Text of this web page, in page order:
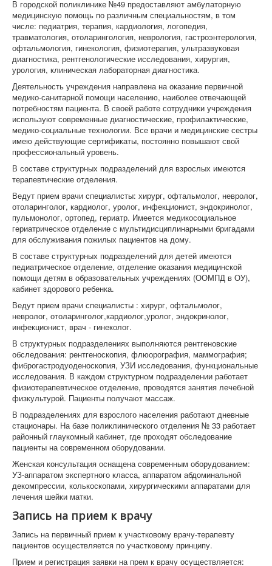
В городской поликлинике №49 предоставляют амбулаторную
медицинскую помощь по различным специальностям, в том
числе: педиатрия, терапия, кардиология, логопедия,
травматология, отоларингология, неврология, гастроэнтерология,
офтальмология, гинекология, физиотерапия, ультразвуковая
диагностика, рентгенологические исследования, хирургия,
урология, клиническая лабораторная диагностика.
Деятельность учреждения направлена на оказание первичной
медико-санитарной помощи населению, наиболее отвечающей
потребностям пациента. В своей работе сотрудники учреждения
используют современные диагностические, профилактические,
медико-социальные технологии. Все врачи и медицинские сестры
имею действующие сертификаты, постоянно повышают свой
профессиональный уровень.
В составе структурных подразделений для взрослых имеются
терапевтические отделения.
Ведут прием врачи специалисты: хирург, офтальмолог, невролог,
отоларинголог, кардиолог, уролог, инфекционист, эндокринолог,
пульмонолог, ортопед, гериатр. Имеется медикосоциальное
гериатрическое отделение с мультидисциплинарными бригадами
для обслуживания пожилых пациентов на дому.
В составе структурных подразделений для детей имеются
педиатрическое отделение, отделение оказания медицинской
помощи детям в образовательных учреждениях (ООМПД в ОУ),
кабинет здорового ребенка.
Ведут прием врачи специалисты : хирург, офтальмолог,
невролог, отоларинголог,кардиолог,уролог, эндокринолог,
инфекционист, врач - гинеколог.
В структурных подразделениях выполняются рентгеновские
обследования: рентгеноскопия, флюорография, маммография;
фиброгастродуоденоскопия, УЗИ исследования, функциональные
исследования. В каждом структурном подразделении работает
физиотерапевтическое отделение, проводятся занятия лечебной
физкультурой. Пациенты получают массаж.
В подразделениях для взрослого населения работают дневные
стационары. На базе поликлинического отделения № 33 работает
районный глаукомный кабинет, где проходят обследование
пациенты на современном оборудовании.
Женская консультация оснащена современным оборудованием:
УЗ-аппаратом экспертного класса, аппаратом абдоминальной
декомпрессии, колькоскопами, хирургическими аппаратами для
лечения шейки матки.
Запись на прием к врачу
Запись на первичный прием к участковому врачу-терапевту
пациентов осуществляется по участковому принципу.
Прием и регистрация заявки на прем к врачу осуществляется: